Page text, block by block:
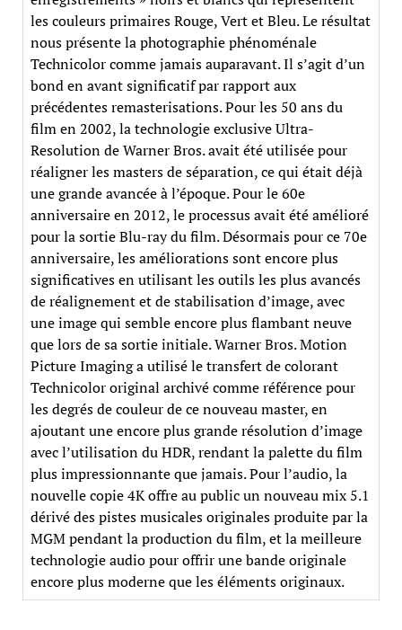
les couleurs primaires Rouge, Vert et Bleu. Le résultat
nous présente la photographie phénoménale
Technicolor comme jamais auparavant. Il s’agit d’un
bond en avant significatif par rapport aux
précédentes remasterisations. Pour les 50 ans du
film en 2002, la technologie exclusive Ultra-
Resolution de Warner Bros. avait été utilisée pour
réaligner les masters de séparation, ce qui était déjà
une grande avancée à l’époque. Pour le 60e
anniversaire en 2012, le processus avait été amélioré
pour la sortie Blu-ray du film. Désormais pour ce 70e
anniversaire, les améliorations sont encore plus
significatives en utilisant les outils les plus avancés
de réalignement et de stabilisation d’image, avec
une image qui semble encore plus flambant neuve
que lors de sa sortie initiale. Warner Bros. Motion
Picture Imaging a utilisé le transfert de colorant
Technicolor original archivé comme référence pour
les degrés de couleur de ce nouveau master, en
ajoutant une encore plus grande résolution d’image
avec l’utilisation du HDR, rendant la palette du film
plus impressionnante que jamais. Pour l’audio, la
nouvelle copie 4K offre au public un nouveau mix 5.1
dérivé des pistes musicales originales produite par la
MGM pendant la production du film, et la meilleure
technologie audio pour offrir une bande originale
encore plus moderne que les éléments originaux.